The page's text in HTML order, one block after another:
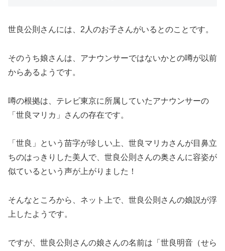
世良公則さんには、2人のお子さんがいるとのことです。
そのうち娘さんは、アナウンサーではないかとの噂が以前
からあるようです。
噂の根拠は、テレビ東京に所属していたアナウンサーの
「世良マリカ」さんの存在です。
「世良」という苗字が珍しい上、世良マリカさんが目鼻立
ちのはっきりした美人で、世良公則さんの奥さんに容姿が
似ているという声が上がりました！
そんなところから、ネット上で、世良公則さんの娘説が浮
上したようです。
ですが、世良公則さんの娘さんの名前は「世良明音（せら